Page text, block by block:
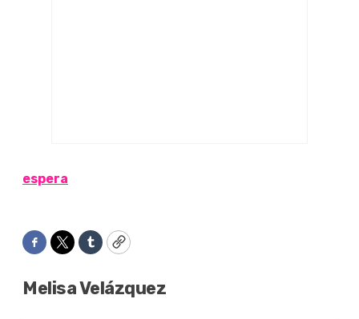
espera
Facebook
TwitterTumblrCopy
Melisa Velázquez